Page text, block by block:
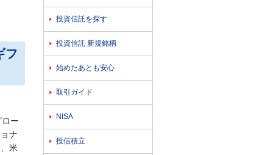
フ
ー
ナ
米
 投資信託を探す
 投資信託 新規銘柄
 始めたあとも安心
 取引ガイド
 NISA
 投信積立